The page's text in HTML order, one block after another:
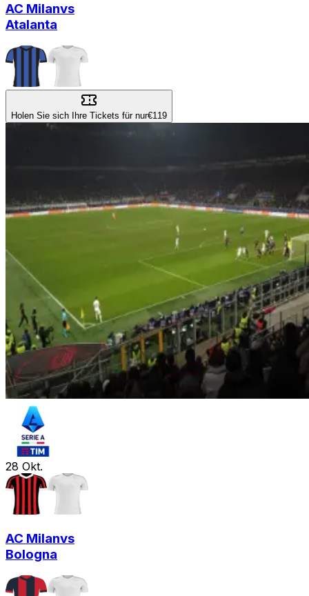
AC Milanvs
Atalanta
Holen Sie sich Ihre Tickets für nur€119
28 Okt.
AC Milanvs
Bologna